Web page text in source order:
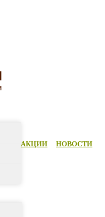
АКЦИИ НОВОСТИ